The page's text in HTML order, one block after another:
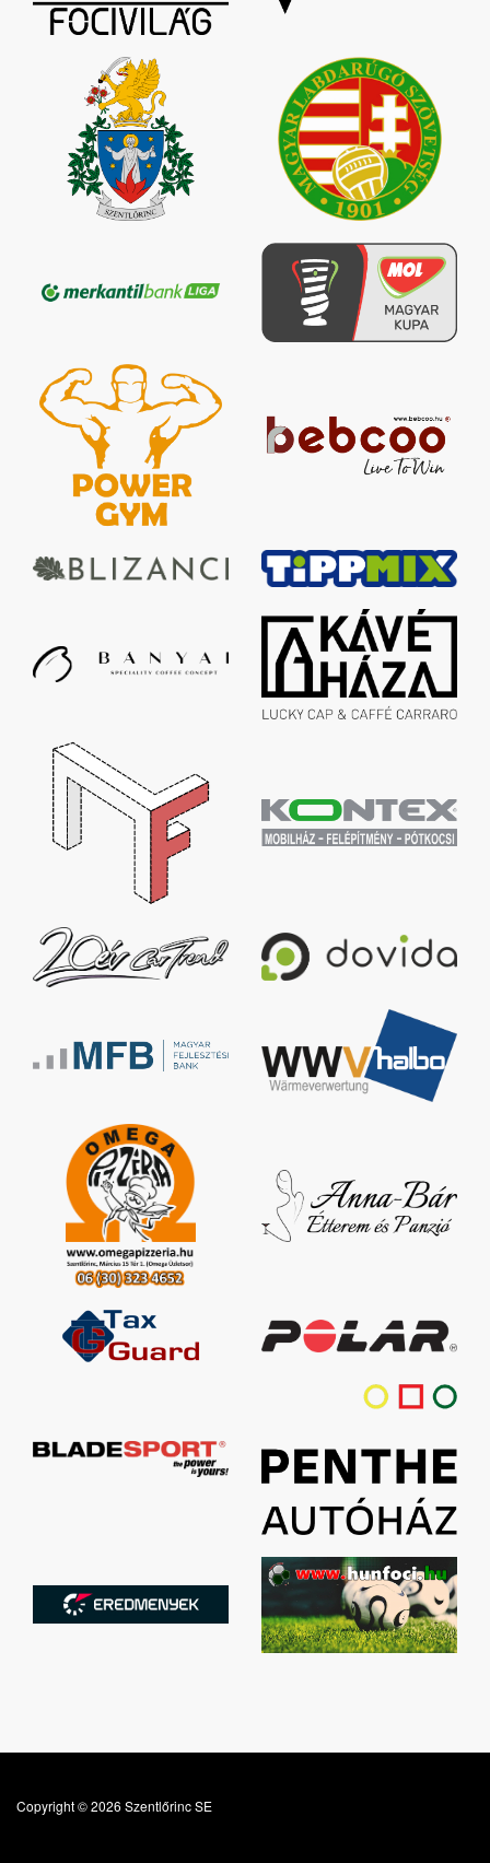
Copyright © 2026 Szentlőrinc SE